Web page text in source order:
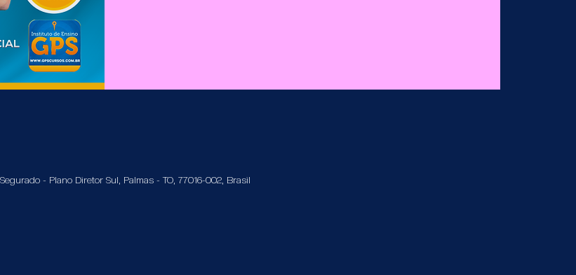
- Plano Diretor Sul, Palmas - TO, 77016-002, Brasil